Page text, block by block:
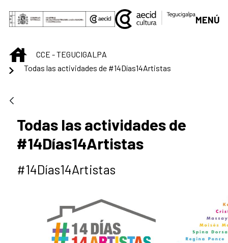
Saltar al contenido principal
MENÚ
INICIOCCE - TEGUCIGALPA
Todas las actividades de #14Días14Artistas
Todas las actividades de
#14Días14Artistas
#14Días14Artistas